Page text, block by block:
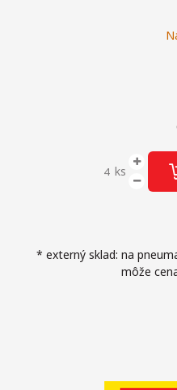
ks
* externý sklad: na
môže